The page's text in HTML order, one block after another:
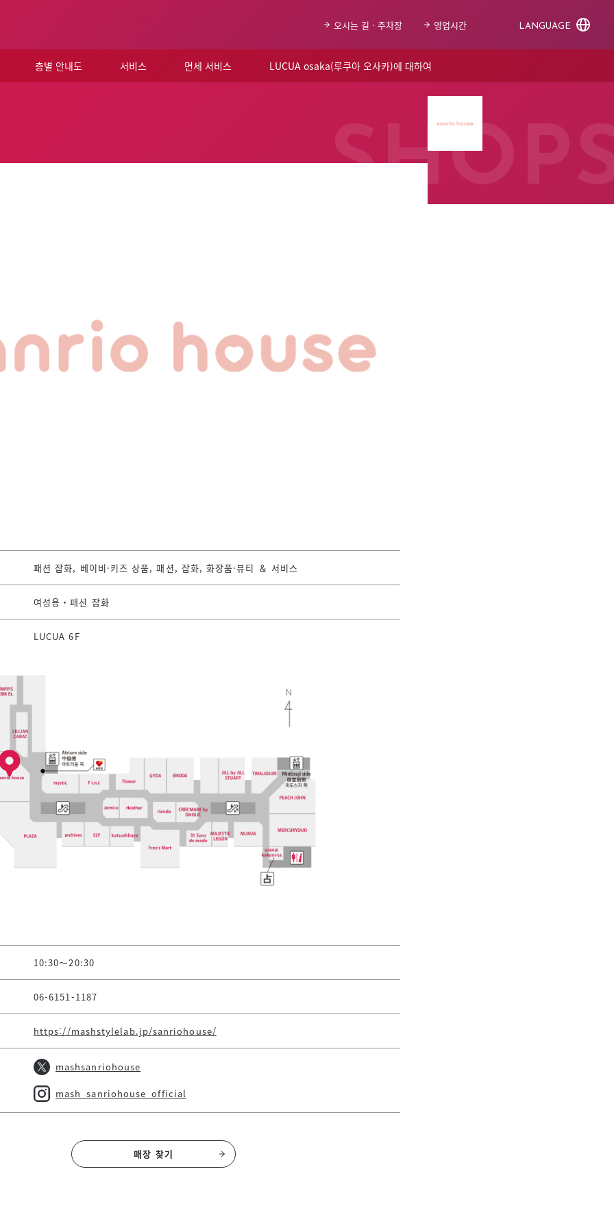
오시는 길 · 주차장 영업시간 LANGUAGE
층별 안내도 서비스 면세 서비스 LUCUA osaka(루쿠아 오사카)에 대하여
패션 잡화, 베이비·키즈 상품, 패션, 잡화, 화장품·뷰티 ＆ 서비스
여성용・패션 잡화
LUCUA 6F
10:30～20:30
06-6151-1187
https://mashstylelab.jp/sanriohouse/
mashsanriohouse
mash_sanriohouse_official
매장 찾기